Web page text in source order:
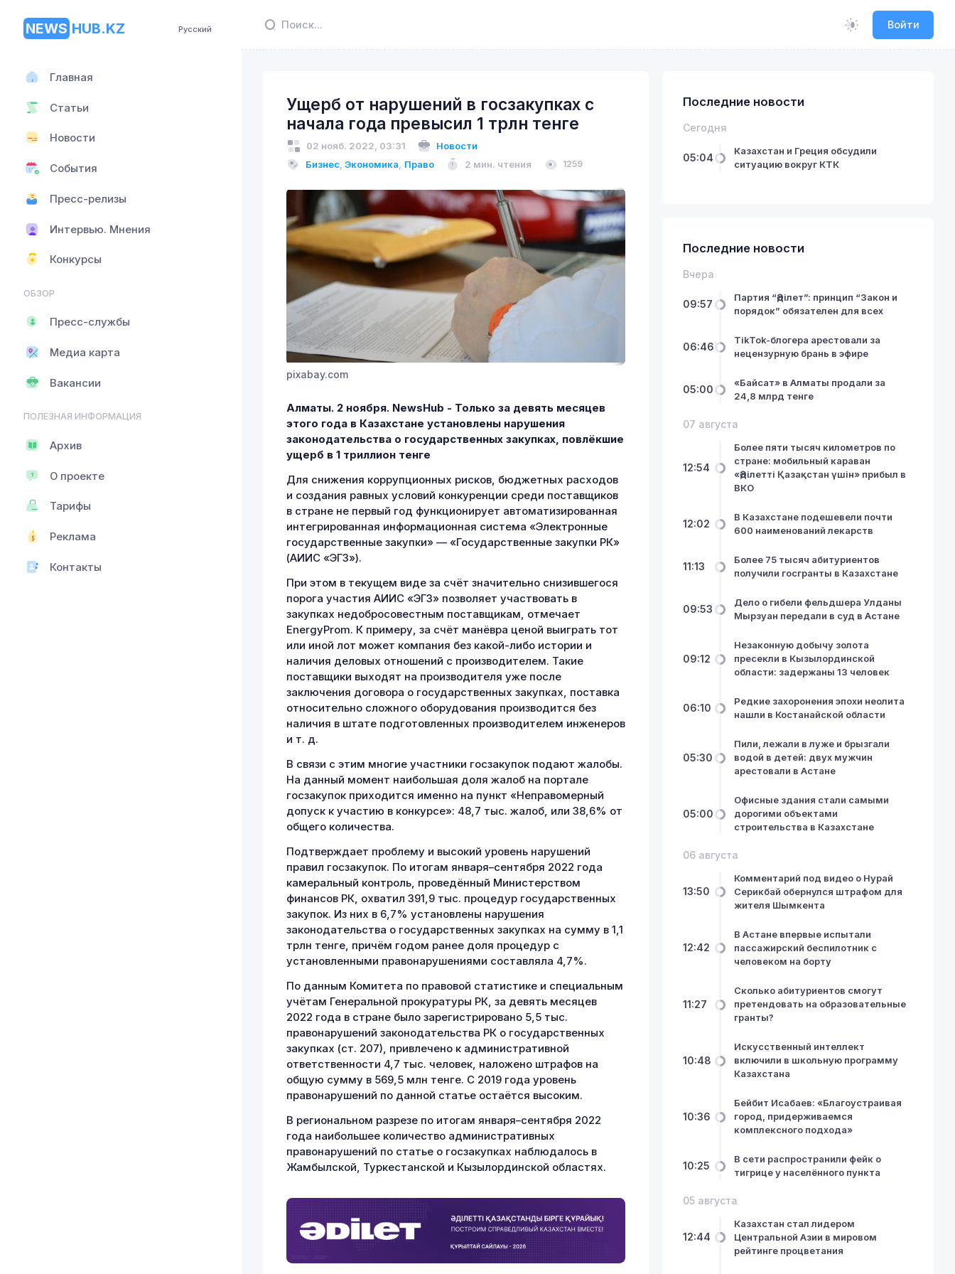
Войти
NEWS HUB.KZ Русский
Главная
Статьи
Новости
События
Пресс-релизы
Интервью. Мнения
Конкурсы
ОБЗОР
Пресс-службы
Медиа карта
Вакансии
ПОЛЕЗНАЯ ИНФОРМАЦИЯ
Архив
О проекте
Тарифы
Реклама
Контакты
Ущерб от нарушений в госзакупках с
начала года превысил 1 трлн тенге
02 нояб. 2022, 03:31
Новости
Бизнес Экономика Право 2 мин. чтения 1259
pixabay.com
Алматы. 2 ноября. NewsHub - Только за девять месяцев
этого года в Казахстане установлены нарушения
законодательства о государственных закупках, повлёкшие
ущерб в 1 триллион тенге
Для снижения коррупционных рисков, бюджетных расходов
и создания равных условий конкуренции среди поставщиков
в стране не первый год функционирует автоматизированная
интегрированная информационная система «Электронные
государственные закупки» — «Государственные закупки РК»
(АИИС «ЭГЗ»).
При этом в текущем виде за счёт значительно снизившегося
порога участия АИИС «ЭГЗ» позволяет участвовать в
закупках недобросовестным поставщикам, отмечает
EnergyProm. К примеру, за счёт манёвра ценой выиграть тот
или иной лот может компания без какой-либо истории и
наличия деловых отношений с производителем. Такие
поставщики выходят на производителя уже после
заключения договора о государственных закупках, поставка
относительно сложного оборудования производится без
наличия в штате подготовленных производителем инженеров
и т. д.
В связи с этим многие участники госзакупок подают жалобы.
На данный момент наибольшая доля жалоб на портале
госзакупок приходится именно на пункт «Неправомерный
допуск к участию в конкурсе»: 48,7 тыс. жалоб, или 38,6% от
общего количества.
Подтверждает проблему и высокий уровень нарушений
правил госзакупок. По итогам января–сентября 2022 года
камеральный контроль, проведённый Министерством
финансов РК, охватил 391,9 тыс. процедур государственных
закупок. Из них в 6,7% установлены нарушения
законодательства о государственных закупках на сумму в 1,1
трлн тенге, причём годом ранее доля процедур с
установленными правонарушениями составляла 4,7%.
По данным Комитета по правовой статистике и специальным
учётам Генеральной прокуратуры РК, за девять месяцев
2022 года в стране было зарегистрировано 5,5 тыс.
правонарушений законодательства РК о государственных
закупках (ст. 207), привлечено к административной
ответственности 4,7 тыс. человек, наложено штрафов на
общую сумму в 569,5 млн тенге. С 2019 года уровень
правонарушений по данной статье остаётся высоким.
В региональном разрезе по итогам января–сентября 2022
года наибольшее количество административных
правонарушений по статье о госзакупках наблюдалось в
Жамбылской, Туркестанской и Кызылординской областях.
Последние новости
Сегодня
05:04
Казахстан и Греция обсудили
ситуацию вокруг КТК
Последние новости
Вчера
09:57
Партия “Әділет”: принцип “Закон и
порядок” обязателен для всех
06:46
TikTok-блогера арестовали за
нецензурную брань в эфире
05:00
«Байсат» в Алматы продали за
24,8 млрд тенге
07 августа
12:54
Более пяти тысяч километров по
стране: мобильный караван
«Әділетті Қазақстан үшін» прибыл в
ВКО
12:02
В Казахстане подешевели почти
600 наименований лекарств
11:13
Более 75 тысяч абитуриентов
получили госгранты в Казахстане
09:53
Дело о гибели фельдшера Улданы
Мырзуан передали в суд в Астане
09:12
Незаконную добычу золота
пресекли в Кызылординской
области: задержаны 13 человек
06:10
Редкие захоронения эпохи неолита
нашли в Костанайской области
05:30
Пили, лежали в луже и брызгали
водой в детей: двух мужчин
арестовали в Астане
05:00
Офисные здания стали самыми
дорогими объектами
строительства в Казахстане
06 августа
13:50
Комментарий под видео о Нурай
Серикбай обернулся штрафом для
жителя Шымкента
12:42
В Астане впервые испытали
пассажирский беспилотник с
человеком на борту
11:27
Сколько абитуриентов смогут
претендовать на образовательные
гранты?
10:48
Искусственный интеллект
включили в школьную программу
Казахстана
10:36
Бейбит Исабаев: «Благоустраивая
город, придерживаемся
комплексного подхода»
10:25
В сети распространили фейк о
тигрице у населённого пункта
05 августа
12:44
Казахстан стал лидером
Центральной Азии в мировом
рейтинге процветания